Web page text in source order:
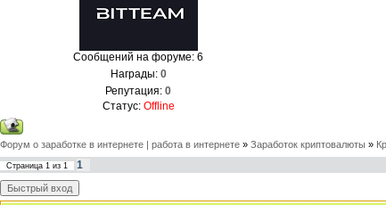
Сообщений на форуме: 6
Награды: 0
Репутация: 0
Статус: Offline
Форум о заработке в интернете | работа в интернете » Заработок криптовалюты »
Страница 1 из 1
1